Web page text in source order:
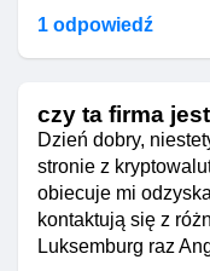
1 odpowiedź
czy ta firma
Dzień dobry,
stronie z
obiecuje mi
kontaktują się z
Luksemburg raz